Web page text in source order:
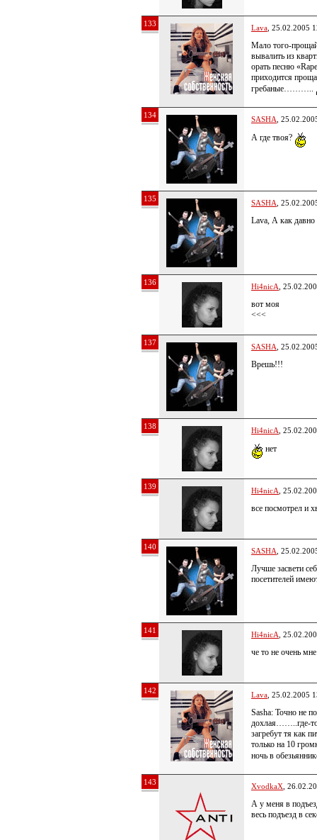
133 Lava , 25.02.2005
Мало того-
вывалить из
орать песню
приходится
гребаные………..
134 SASHA ,
А где твоя?
135 SASHA ,
Lava, А как давно
136 Hi4nicA ,
вот моя
<<<
137 SASHA ,
Врешь!!!
138 Hi4nicA ,
нет
139 Hi4nicA ,
все посмотрел и
140 SASHA ,
Лучше засвети
посетителей
141 Hi4nicA ,
че то не очень
142 Lava , 25.02.2005
Sasha: Точно не
дохлая……..где-
загребут тя как
только на 10
ночь в
143 XvodkaX ,
А у меня в
весь подъезд в